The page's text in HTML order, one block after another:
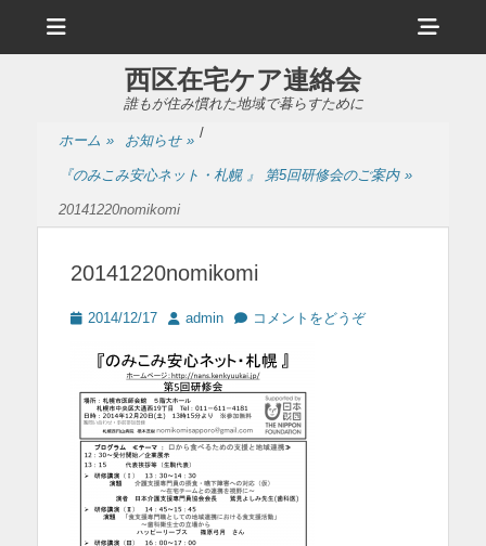
ュ
ヘ
ッ
ド
西区在宅ケア連絡会
誰もが住み慣れた地域で暮らすために
ホーム » お知らせ » /
『のみこみ安心ネット・札幌 』 第5回研修会のご案内 »
20141220nomikomi
20141220nomikomi
投 2014/12/17
投
者
admin コメントをどうぞ